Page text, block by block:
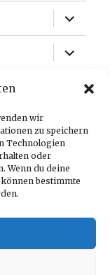
wir
zu speichern
Technologien
oder
Wenn du deine
bestimmte
expand
child
menu
expand
child
expand
child
child
menu
child
menu